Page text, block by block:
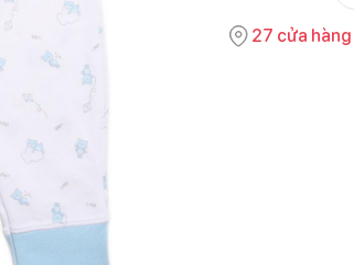
27 cửa hàng